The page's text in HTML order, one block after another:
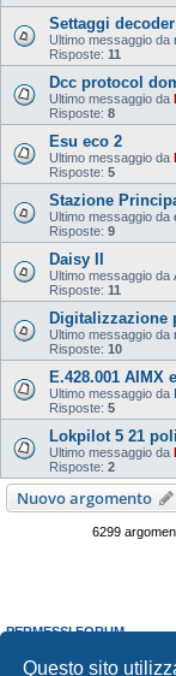
Questo sito
Settaggi
Ultimo messaggio da
Risposte: 11
Dcc protocol
Ultimo messaggio da
Risposte: 8
Esu eco 2
Ultimo messaggio da
Risposte: 5
Stazione
Ultimo messaggio da
Risposte: 9
Daisy II
Ultimo messaggio da
Risposte: 11
Digitalizzazione
Ultimo messaggio da
Risposte: 10
E.428.001 AIMX
Ultimo messaggio da
Risposte: 5
Lokpilot 5 21
Ultimo messaggio da
Risposte: 2
Nuovo argomento
6299
PERMESSI FORUM
Non puoirispondere negli